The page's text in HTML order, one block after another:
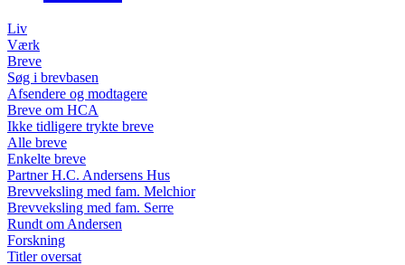
Liv
Værk
Breve
Søg i brevbasen
Afsendere og modtagere
Breve om HCA
Ikke tidligere trykte breve
Alle breve
Enkelte breve
Partner H.C. Andersens Hus
Brevveksling med fam. Melchior
Brevveksling med fam. Serre
Rundt om Andersen
Forskning
Titler oversat